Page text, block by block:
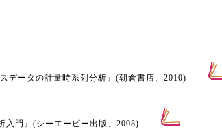
データの計量時系列分析』(朝倉書店、2010)
入門』(シーエーピー出版、2008)